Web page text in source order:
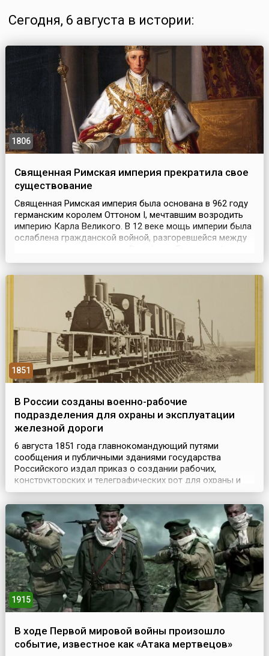
Сегодня, 6 августа в истории:
1806
Священная Римская империя прекратила свое
существование
Священная Римская империя была основана в 962 году
германским королем Оттоном I, мечтавшим возродить
империю Карла Великого. В 12 веке мощь империи была
ослаблена гражданской войной, разгоревшейся между
Начиная с 1438 года императорская корона Священной
Габсбургов, которые, следуя общей тенденции, ...
1851
В России созданы военно-рабочие
подразделения для охраны и эксплуатации
железной дороги
6 августа 1851 года главнокомандующий путями
сообщения и публичными зданиями государства
Российского издал приказ о создании рабочих,
конструкторских и телеграфических рот для охраны и
эксплуатации Санкт-Петербурго-Московской железной
дороги. Они впоследствии и стали основой
железнодорожных войск России. Изначально было
сформировано 14 отдельных военно-рабочих, две
кондукторские и одна телегра...
1915
В ходе Первой мировой войны произошло
событие, известное как «Атака мертвецов»